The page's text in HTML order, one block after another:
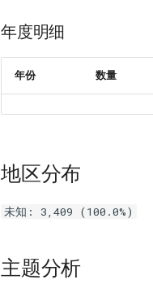
年度明细
年份 数量
地区分布
未知: 3,409 (100.0%)
主题分析